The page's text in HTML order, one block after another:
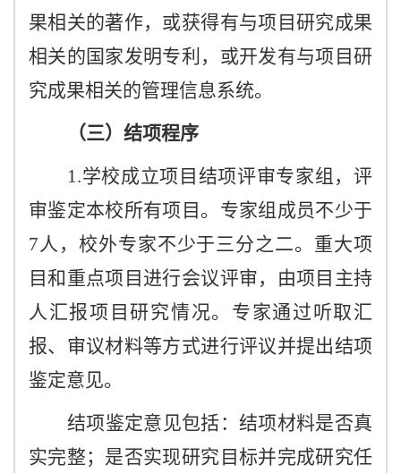
果相关的著作，或获得有与项目研究成果
相关的国家发明专利，或开发有与项目研
究成果相关的管理信息系统。
（三）结项程序
1.学校成立项目结项评审专家组，评
审鉴定本校所有项目。专家组成员不少于
7人，校外专家不少于三分之二。重大项
目和重点项目进行会议评审，由项目主持
人汇报项目研究情况。专家通过听取汇
报、审议材料等方式进行评议并提出结项
鉴定意见。
结项鉴定意见包括：结项材料是否真
实完整；是否实现研究目标并完成研究任